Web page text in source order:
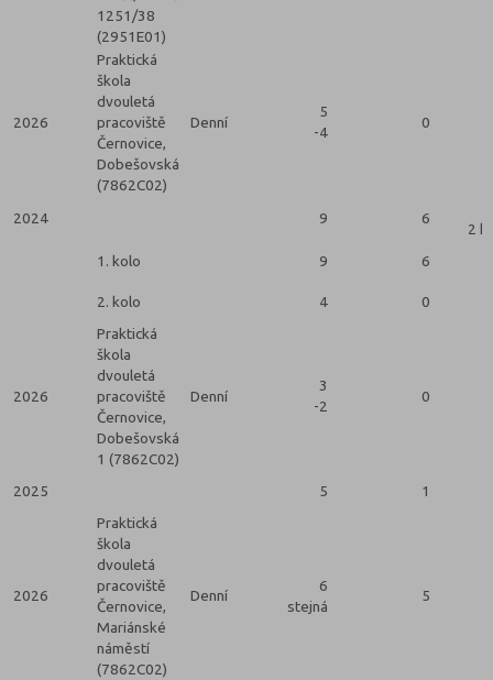
1251/38
(2951E01)
2026
Praktická
škola
dvouletá
pracoviště
Černovice,
Dobešovská
(7862C02)
Denní
5
-4
0
2024 9 6
2
1. kolo
9 6
2. kolo 4 0
2026
Praktická
škola
dvouletá
pracoviště
Černovice,
Dobešovská
1 (7862C02)
Denní
3
-2
0
2025 5 1
2026
Praktická
škola
dvouletá
pracoviště
Černovice,
Mariánské
náměstí
(7862C02)
Denní
6
stejná
5